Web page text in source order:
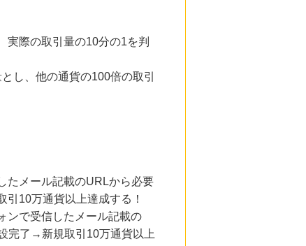
際の取引量の10分の1を判
し、他の通貨の100倍の取引
たメール記載のURLから必要
10万通貨以上達成する！
ンで受信したメール記載の
完了→新規取引10万通貨以上